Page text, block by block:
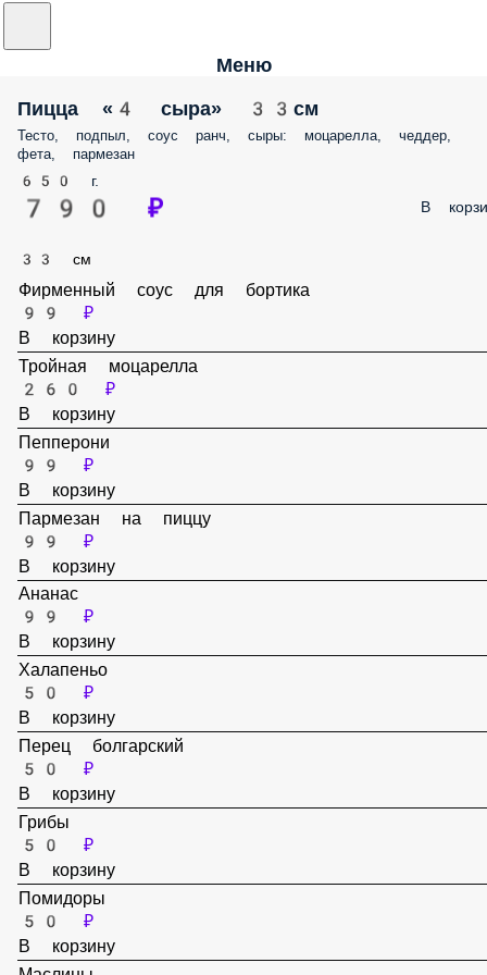
Меню
Пицца «4 сыра» 33см
Тесто, подпыл, соус ранч, сыры: моцарелла, чеддер, фета, пармезан
650 г.
790 ₽
Фирменный соус для бортика
99 ₽
В корзину
Тройная моцарелла
260 ₽
В корзину
Пепперони
99 ₽
В корзину
Пармезан на пиццу
99 ₽
В корзину
Ананас
99 ₽
В корзину
Халапеньо
50 ₽
В корзину
Перец болгарский
50 ₽